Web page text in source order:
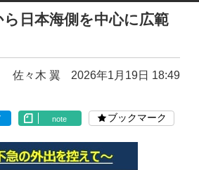
ら日本海側を中心に広範
佐々木 翼 2026年1月19日 18:49
note ブックマーク